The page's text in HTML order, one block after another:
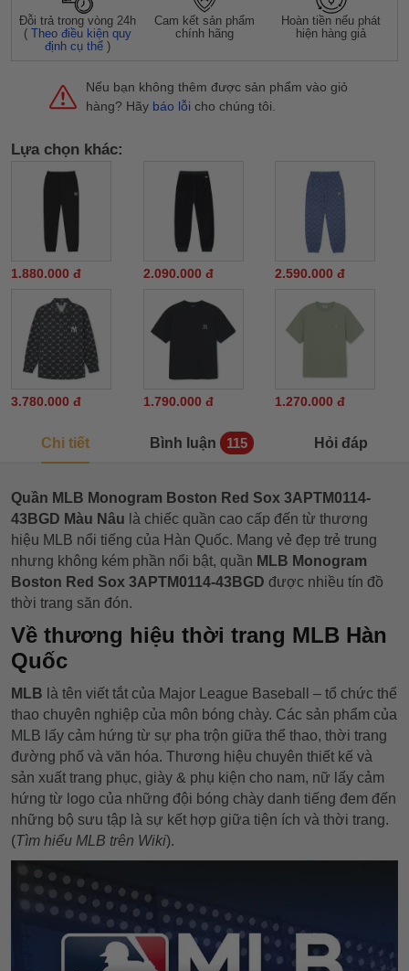
Đỗi trả trong vòng 24h
(Theo điều kiện quy
định cụ thể )
Cam kết sản phẩm
chính hãng
Hoàn tiền nếu phát
hiện hàng giả
Nếu bạn không thêm được sản phẩm vào giỏ
hàng? Hãy báo lỗi cho chúng tôi.
Lựa chọn khác:
1.880.000 đ 2.090.000 đ 2.590.000 đ
3.780.000 đ 1.790.000 đ 1.270.000 đ
Chi tiết Bình luận 115 Hỏi đáp
Quần MLB Monogram Boston Red Sox 3APTM0114-
43BGD Màu Nâu là chiếc quần cao cấp đến từ thương
hiệu MLB nổi tiếng của Hàn Quốc. Mang vẻ đẹp trẻ trung
nhưng không kém phần nổi bật, quần MLB Monogram
Boston Red Sox 3APTM0114-43BGD được nhiều tín đồ
thời trang săn đón.
Về thương hiệu thời trang MLB Hàn
Quốc
MLB là tên viết tắt của Major League Baseball – tổ chức thể
thao chuyên nghiệp của môn bóng chày. Các sản phẩm của
MLB lấy cảm hứng từ sự pha trộn giữa thể thao, thời trang
đường phố và văn hóa. Thương hiệu chuyên thiết kế và
sản xuất trang phục, giày & phụ kiện cho nam, nữ lấy cảm
hứng từ logo của những đội bóng chày danh tiếng đem đến
những bộ sưu tập là sự kết hợp giữa tiện ích và thời trang.
(Tìm hiểu MLB trên Wiki).